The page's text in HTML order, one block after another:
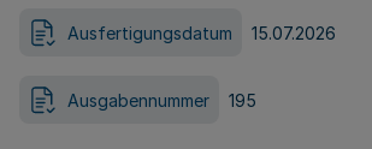
Ausfertigungsdatum 15.07.2026
Ausgabennummer 195